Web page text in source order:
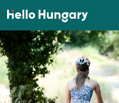
Ugrás a tartalomhoz